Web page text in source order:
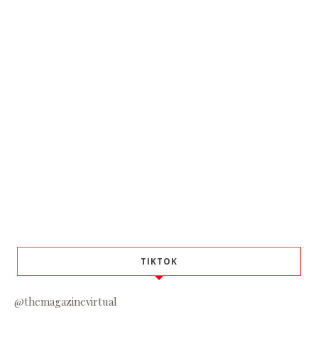
TIKTOK
@themagazinevirtual